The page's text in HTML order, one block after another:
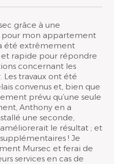
grâce à une
pour mon appartement
été extrêmement
rapide pour répondre
concernant les
Les travaux ont été
convenus et, bien que
prévu qu’une seule
Anthony en a
une seconde,
le résultat ; et
! Je
Mursec et ferai de
services en cas de